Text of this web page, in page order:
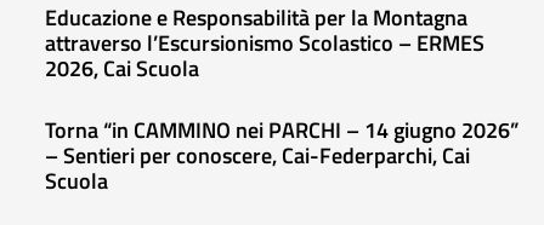
Educazione e Responsabilità per la Montagna
attraverso l’Escursionismo Scolastico – ERMES
2026, Cai Scuola
Torna “in CAMMINO nei PARCHI – 14 giugno 2026”
– Sentieri per conoscere, Cai-Federparchi, Cai
Scuola